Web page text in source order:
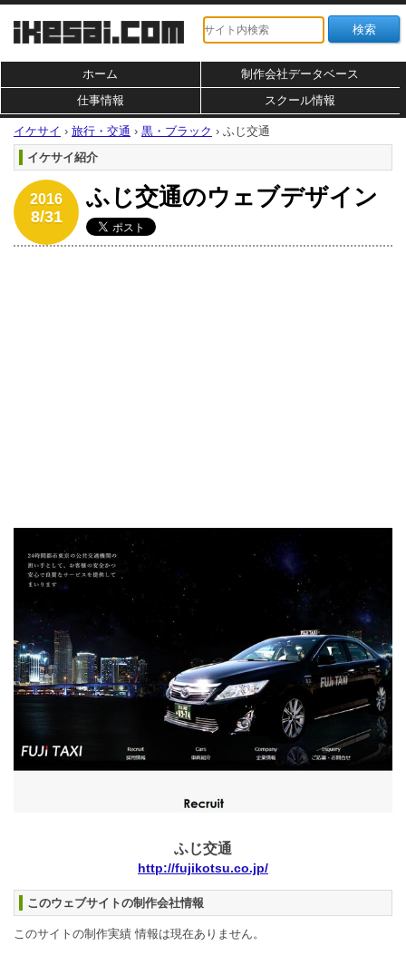
ホーム
制作会社データベース
仕事情報
スクール情報
イケサイ › 旅行・交通 › 黒・ブラック › ふじ交通
イケサイ紹介
2016
8/31
ふじ交通のウェブデザイン
ふじ交通
http://fujikotsu.co.jp/
このウェブサイトの制作会社情報
このサイトの制作実績 情報は現在ありません。